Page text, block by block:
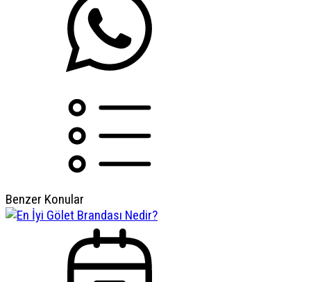
Benzer Konular